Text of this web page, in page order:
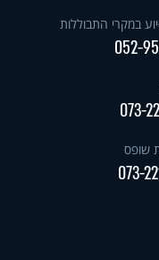
במקרי התבוללות
052-
073-
שופס
073-